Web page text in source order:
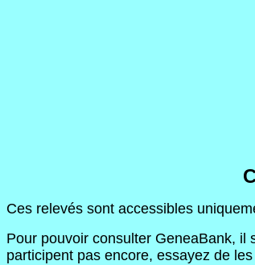
Ces relevés sont accessibles
Pour pouvoir consulter GeneaBank, il
participent pas encore, essayez de